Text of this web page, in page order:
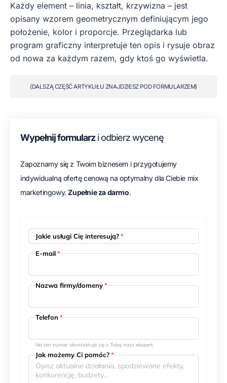
Każdy element – linia, kształt, krzywizna – jest
opisany wzorem geometrycznym definiującym jego
położenie, kolor i proporcje. Przeglądarka lub
program graficzny interpretuje ten opis i rysuje obraz
od nowa za każdym razem, gdy ktoś go wyświetla.
(DALSZĄ CZĘŚĆ ARTYKUŁU ZNAJDZIESZ POD FORMULARZEM)
Wypełnij formularzi odbierz wycenę
Zapoznamy się z Twoim biznesem i przygotujemy
indywidualną ofertę cenową na optymalny dla Ciebie mix
marketingowy.Zupełnie za darmo.
Jakie usługi Cię interesują?*
E-mail*
Nazwa firmy/domeny*
Telefon *
Na ten numer skontaktuje się z Tobą nasz ekspert.
Jak możemy Ci pomóc?*